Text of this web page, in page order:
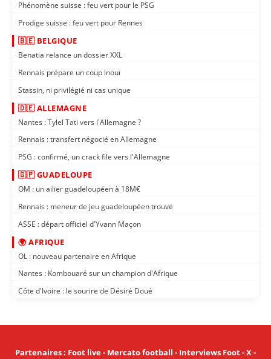
Phénomène suisse : feu vert pour le PSG
Prodige suisse : feu vert pour Rennes
🇧🇪 BELGIQUE
Benatia relance un dossier XXL
Rennais prépare un coup inouï
Stassin, ni privilégié ni cas unique
🇩🇪 ALLEMAGNE
Nantes : Tylel Tati vers l'Allemagne ?
Rennais : transfert négocié en Allemagne
PSG : confirmé, un crack file vers l'Allemagne
🇬🇵 GUADELOUPE
OM : un ailier guadeloupéen à 18M€
Rennais : meneur de jeu guadeloupéen trouvé
ASSE : départ officiel d'Yvann Maçon
🌍 AFRIQUE
OL : nouveau partenaire en Afrique
Nantes : Kombouaré sur un champion d'Afrique
Côte d'Ivoire : le sourire de Désiré Doué
Partenaires: Foot live- Mercato football - Interviews Foot-X-